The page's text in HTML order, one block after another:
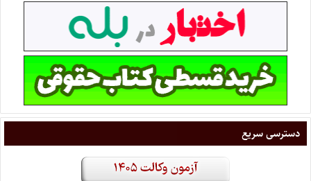
دسترسی سریع